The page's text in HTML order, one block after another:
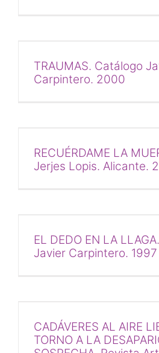
TRAUMAS. Catálogo
Carpintero. 2000
RECUÉRDAME LA
Jerjes Lopis. Alicante.
EL DEDO EN LA
Javier Carpintero. 1997
CADÁVERES AL AIRE
TORNO A LA